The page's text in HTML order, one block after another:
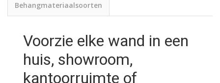
Behangmateriaalsoorten
Voorzie elke wand in een
huis, showroom,
kantoorruimte of